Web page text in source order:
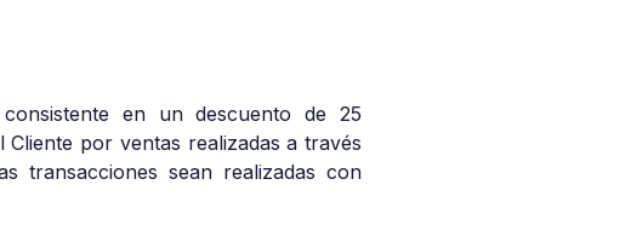
en un descuento de 25
por ventas realizadas a través
transacciones sean realizadas con